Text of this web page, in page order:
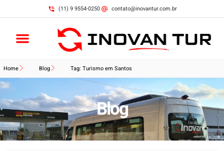
(11) 9 9554-0250 contato@inovantur.com.br
Home Blog Tag: Turismo em Santos
Blog